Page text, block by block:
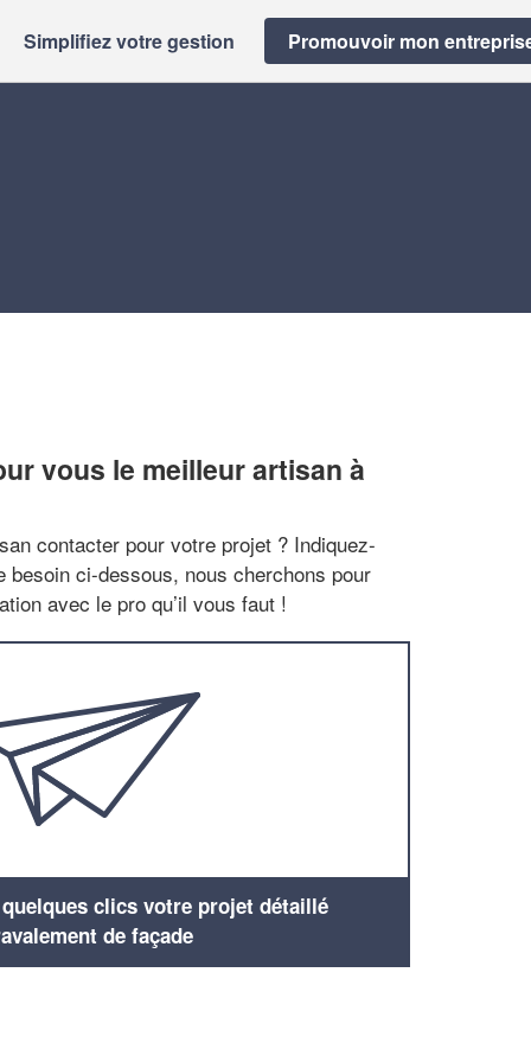
Simplifiez votre gestion Promouvoir mon
vous le meilleur artisan à
contacter pour votre projet ? Indiquez-
besoin ci-dessous, nous cherchons pour
avec le pro qu’il vous faut !
clics votre projet détaillé
de façade